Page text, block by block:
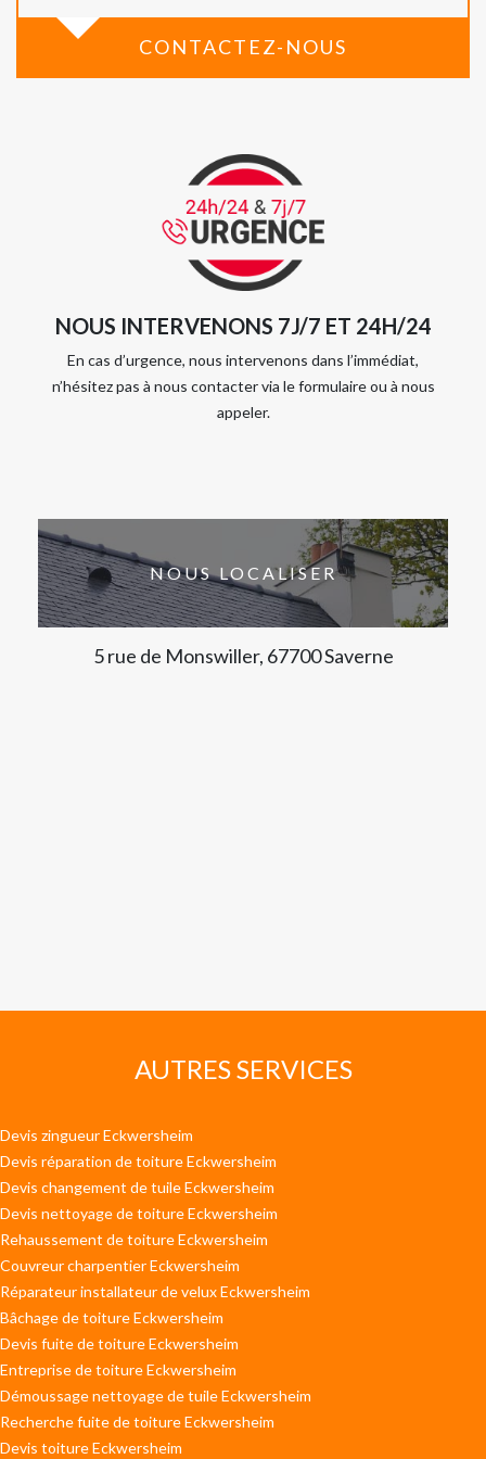
CONTACTEZ-NOUS
NOUS INTERVENONS 7J/7 ET 24H/24
En cas d’urgence, nous intervenons dans l’immédiat,
n’hésitez pas à nous contacter via le formulaire ou à nous
appeler.
NOUS LOCALISER
5 rue de Monswiller, 67700 Saverne
AUTRES SERVICES
Devis zingueur Eckwersheim
Devis réparation de toiture Eckwersheim
Devis changement de tuile Eckwersheim
Devis nettoyage de toiture Eckwersheim
Rehaussement de toiture Eckwersheim
Couvreur charpentier Eckwersheim
Réparateur installateur de velux Eckwersheim
Bâchage de toiture Eckwersheim
Devis fuite de toiture Eckwersheim
Entreprise de toiture Eckwersheim
Démoussage nettoyage de tuile Eckwersheim
Recherche fuite de toiture Eckwersheim
Devis toiture Eckwersheim